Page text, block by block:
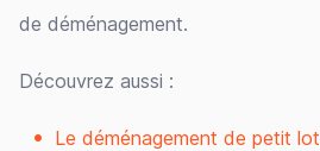
de déménagement.
Découvrez aussi :
Le déménagement de petit lot